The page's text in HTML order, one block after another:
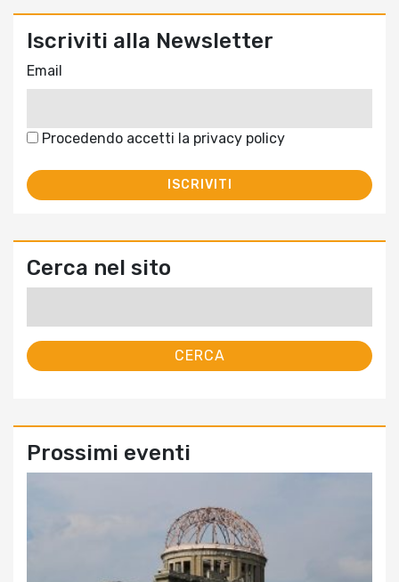
Iscriviti alla Newsletter
Email
Procedendo accetti la privacy policy
Cerca nel sito
Prossimi eventi